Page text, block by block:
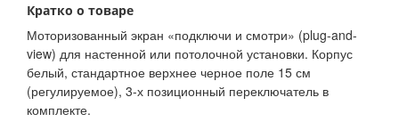
Кратко о товаре
Моторизованный экран «подключи и смотри» (plug-and-
view) для настенной или потолочной установки. Корпус
белый, стандартное верхнее черное поле 15 см
(регулируемое), 3-х позиционный переключатель в
комплекте.